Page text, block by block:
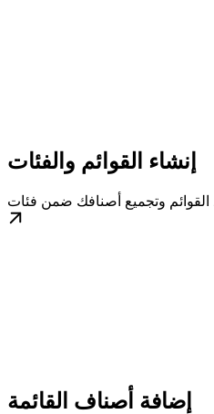
إنشاء القوائم والفئات
إضافة أصناف القائمة